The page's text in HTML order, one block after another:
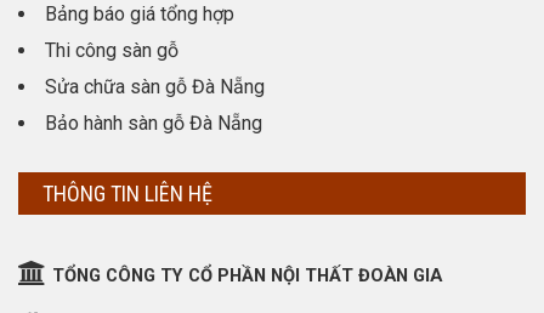
Bảng báo giá tổng hợp
Thi công sàn gỗ
Sửa chữa sàn gỗ Đà Nẵng
Bảo hành sàn gỗ Đà Nẵng
THÔNG TIN LIÊN HỆ
TỔNG CÔNG TY CỔ PHẦN NỘI THẤT ĐOÀN GIA